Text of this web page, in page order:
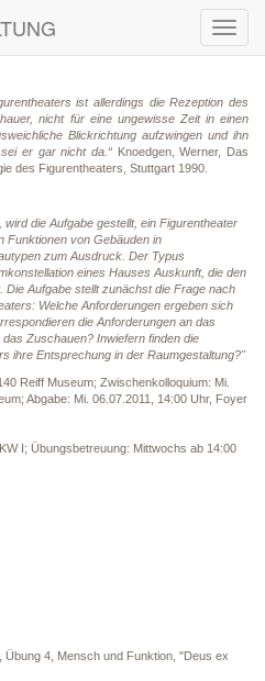
ist allerdings die Rezeption des
nicht für eine ungewisse Zeit in einen
Blickrichtung aufzwingen und ihn
er gar nicht da.“ Knoedgen, Werner, Das
des Figurentheaters, Stuttgart 1990.
die Aufgabe gestellt, ein Figurentheater
Funktionen von Gebäuden in
zum Ausdruck. Der Typus
eines Hauses Auskunft, die den
Aufgabe stellt zunächst die Frage nach
Welche Anforderungen ergeben sich
die Anforderungen an das
Zuschauen? Inwiefern finden die
ihre Entsprechung in der Raumgestaltung?"
Reiff Museum; Zwischenkolloquium: Mi.
Abgabe: Mi. 06.07.2011, 14:00 Uhr, Foyer
I; Übungsbetreuung: Mittwochs ab 14:00
Übung 4, Mensch und Funktion, "Deus ex